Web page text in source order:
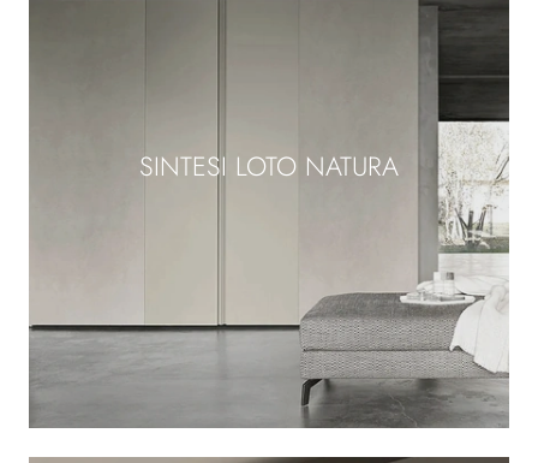
SINTESI LOTO NATURA